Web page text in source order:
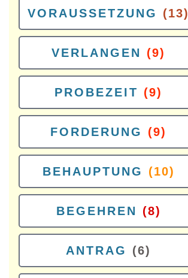
VORAUSSETZUNG (13)
VERLANGEN (9)
PROBEZEIT (9)
FORDERUNG (9)
BEHAUPTUNG (10)
BEGEHREN (8)
ANTRAG (6)